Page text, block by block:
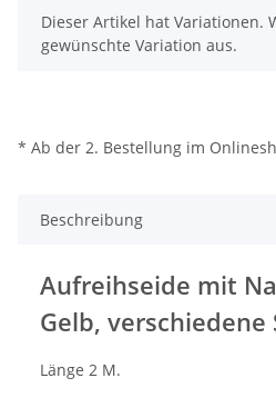
x
Dieser Artikel hat Variationen.
gewünschte Variation aus.
* Ab der 2. Bestellung im
Beschreibung
Aufreihseide mit
Gelb, verschiedene
Länge 2 M.